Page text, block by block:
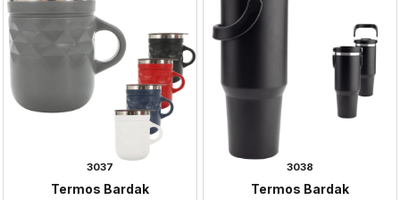
3037
Termos Bardak
3038
Termos Bardak